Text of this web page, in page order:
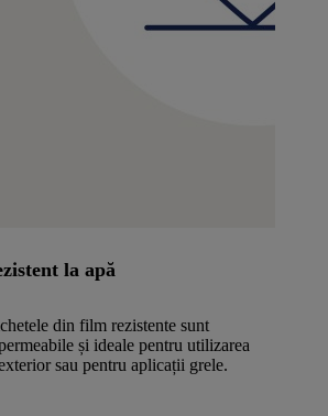
la apă
din film rezistente sunt
și ideale pentru utilizarea
sau pentru aplicații grele.